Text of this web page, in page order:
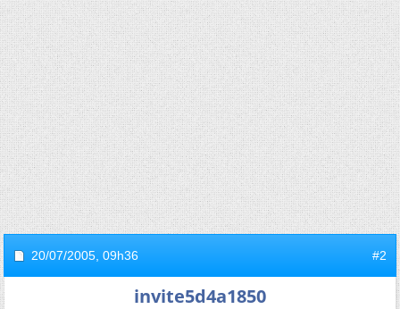
20/07/2005, 09h36 #2
invite5d4a1850